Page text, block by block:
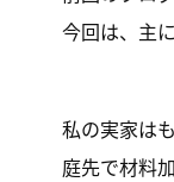
今回は、主
私の実家は
庭先で材料